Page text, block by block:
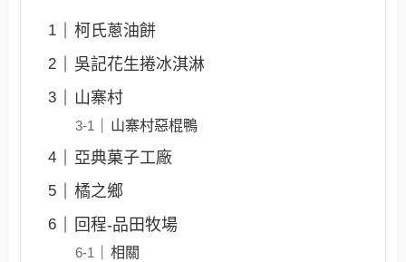
柯氏蔥油餅
吳記花生捲冰淇淋
山寨村
山寨村惡棍鴨
亞典菓子工廠
橘之鄉
回程-品田牧場
相關